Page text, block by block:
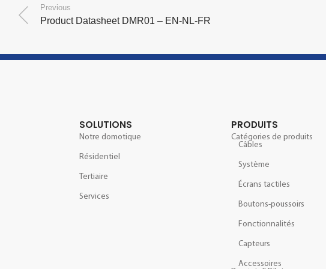
Previous
Product Datasheet DMR01 – EN-NL-FR
SOLUTIONS
Notre domotique
Résidentiel
Tertiaire
Services
PRODUITS
Catégories de produits
Câbles
Système
Écrans tactiles
Boutons-poussoirs
Fonctionnalités
Capteurs
Accessoires